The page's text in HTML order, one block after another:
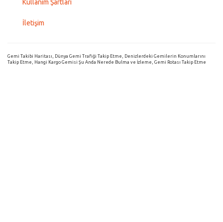
Kullanım Şartları
İletişim
Gemi Takibi Haritası, Dünya Gemi Trafiği Takip Etme, Denizlerdeki Gemilerin Konumlarını
Takip Etme, Hangi Kargo Gemisi Şu Anda Nerede Bulma ve İzleme, Gemi Rotası Takip Etme